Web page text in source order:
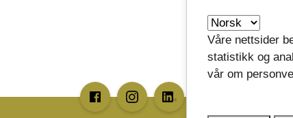
Våre nettsider
statistikk og
vår om